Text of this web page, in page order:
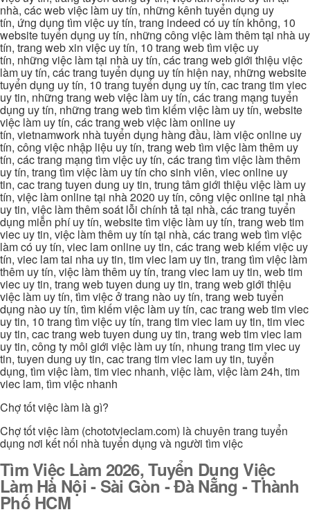
nhà, các web việc làm uy tín, những kênh tuyển dụng uy
tín, ứng dụng tìm việc uy tín, trang indeed có uy tín không, 10
website tuyển dụng uy tín, những công việc làm thêm tại nhà uy
tín, trang web xin việc uy tín, 10 trang web tìm việc uy
tín, những việc làm tại nhà uy tín, các trang web giới thiệu việc
làm uy tín, các trang tuyển dụng uy tín hiện nay, những website
tuyển dụng uy tín, 10 trang tuyển dụng uy tín, cac trang tim viec
uy tin, những trang web việc làm uy tín, các trang mạng tuyển
dụng uy tín, những trang web tìm kiếm việc làm uy tín, website
việc làm uy tín, các trang web việc làm online uy
tín, vietnamwork nhà tuyển dụng hàng đầu, làm việc online uy
tín, công việc nhập liệu uy tín, trang web tìm việc làm thêm uy
tín, các trang mạng tìm việc uy tín, các trang tìm việc làm thêm
uy tín, trang tìm việc làm uy tín cho sinh viên, viec online uy
tin, cac trang tuyen dung uy tin, trung tâm giới thiệu việc làm uy
tín, việc làm online tại nhà 2020 uy tín, công việc online tại nhà
uy tin, việc làm thêm soát lỗi chính tả tại nhà, các trang tuyển
dụng miễn phí uy tín, website tìm việc làm uy tín, trang web tim
viec uy tin, việc làm thêm uy tín tại nhà, các trang web tìm việc
làm có uy tín, viec lam online uy tin, các trang web kiếm việc uy
tín, viec lam tai nha uy tin, tim viec lam uy tin, trang tìm việc làm
thêm uy tín, việc làm thêm uy tín, trang viec lam uy tin, web tim
viec uy tin, trang web tuyen dung uy tin, trang web giới thiệu
việc làm uy tín, tìm việc ở trang nào uy tín, trang web tuyển
dụng nào uy tín, tìm kiếm việc làm uy tín, cac trang web tim viec
uy tin, 10 trang tìm việc uy tín, trang tim viec lam uy tin, tim viec
uy tin, cac trang web tuyen dung uy tin, trang web tim viec lam
uy tin, công ty môi giới việc làm uy tín, nhung trang tim viec uy
tin, tuyen dung uy tin, cac trang tim viec lam uy tin, tuyển
dụng, tìm việc làm, tim viec nhanh, việc làm, việc làm 24h, tim
viec lam, tìm việc nhanh
Chợ tốt việc làm là gì?
Chợ tốt việc làm (chototvieclam.com) là chuyên trang tuyển
dụng nơi kết nối nhà tuyển dụng và người tìm việc
Tìm Việc Làm 2026, Tuyển Dụng Việc
Làm Hà Nội - Sài Gòn - Đà Nẵng - Thành
Phố HCM